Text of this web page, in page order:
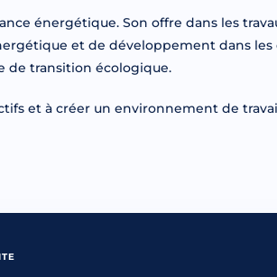
énergétique. Son offre dans les
et de développement dans
de transition écologique.
et à créer un environnement de